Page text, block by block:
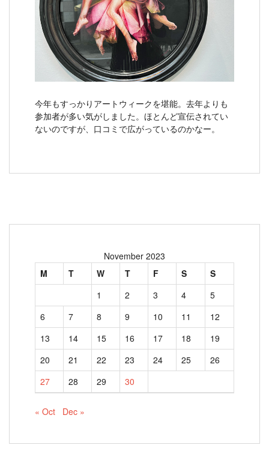
今年もすっかりアートウィークを堪能。去年よりも
参加者が多い気がしました。ほとんど宣伝されてい
ないのですが、口コミで広がっているのかなー。
November 2023
M
T W T F S
S
1
2 3 4
5
6
7 8 9 10 11
12
13
14 15 16 17 18
19
20
21 22 23 24 25
26
27
28 29 30
« Oct Dec »